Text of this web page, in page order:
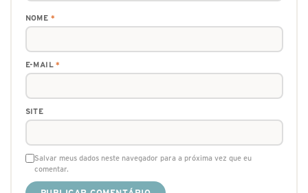
NOME *
E-MAIL*
SITE
Salvar meus dados neste navegador para a próxima vez que eu
comentar.